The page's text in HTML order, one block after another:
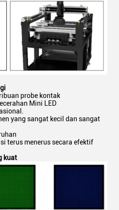
probe kontak
Mini LED
yang sangat kecil dan sangat
terus menerus secara efektif
kuat